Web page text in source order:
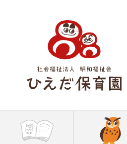
稗田保育園